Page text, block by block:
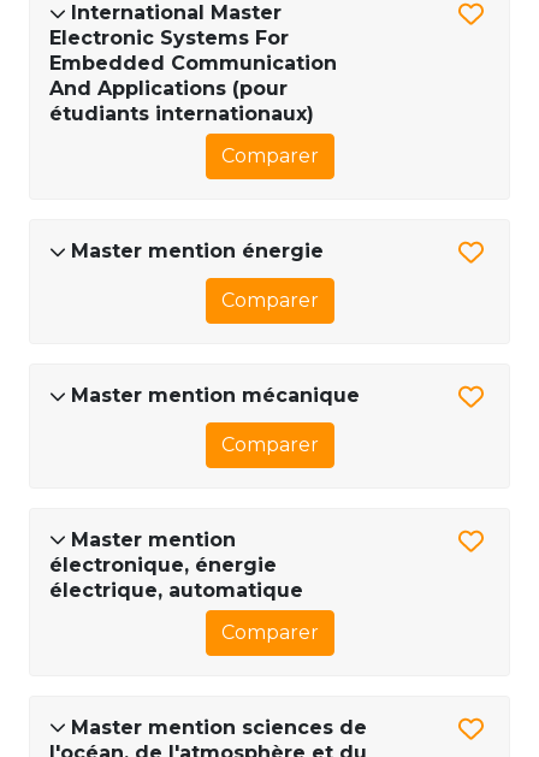
International Master
Electronic Systems For
Embedded Communication
And Applications (pour
étudiants internationaux)
Comparer
Master mention énergie
Comparer
Master mention mécanique
Comparer
Master mention
électronique, énergie
électrique, automatique
Comparer
Master mention sciences de
l'océan, de l'atmosphère et du